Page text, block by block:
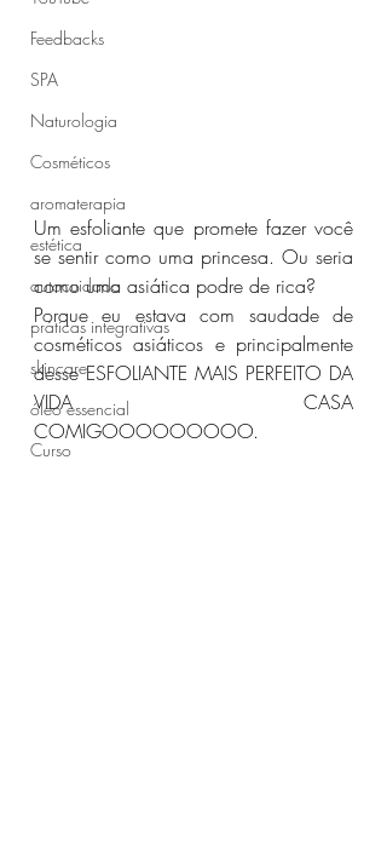
Feedbacks
SPA
Naturologia
Cosméticos
aromaterapia
estética
autocuidado
práticas integrativas
skincare
óleo essencial
Curso
Um esfoliante que promete fazer você
se sentir como uma princesa. Ou seria
como uma asiática podre de rica?
Porque eu estava com saudade de
cosméticos asiáticos e principalmente
desse ESFOLIANTE MAIS PERFEITO DA
VIDA CASA
COMIGOOOOOOOOO.